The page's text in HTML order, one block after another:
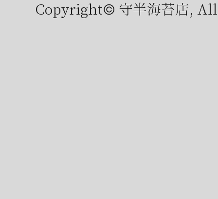
Copyright© 守半海苔店,